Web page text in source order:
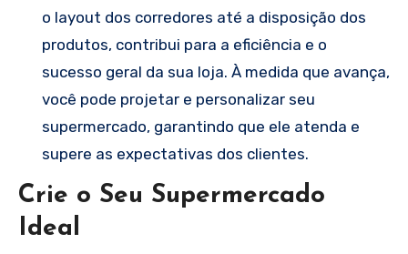
o layout dos corredores até a disposição dos
produtos, contribui para a eficiência e o
sucesso geral da sua loja. À medida que avança,
você pode projetar e personalizar seu
supermercado, garantindo que ele atenda e
supere as expectativas dos clientes.
Crie o Seu Supermercado
Ideal